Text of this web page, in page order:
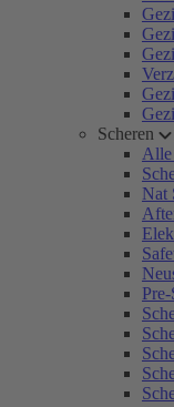
Scheren
Alle
Nat